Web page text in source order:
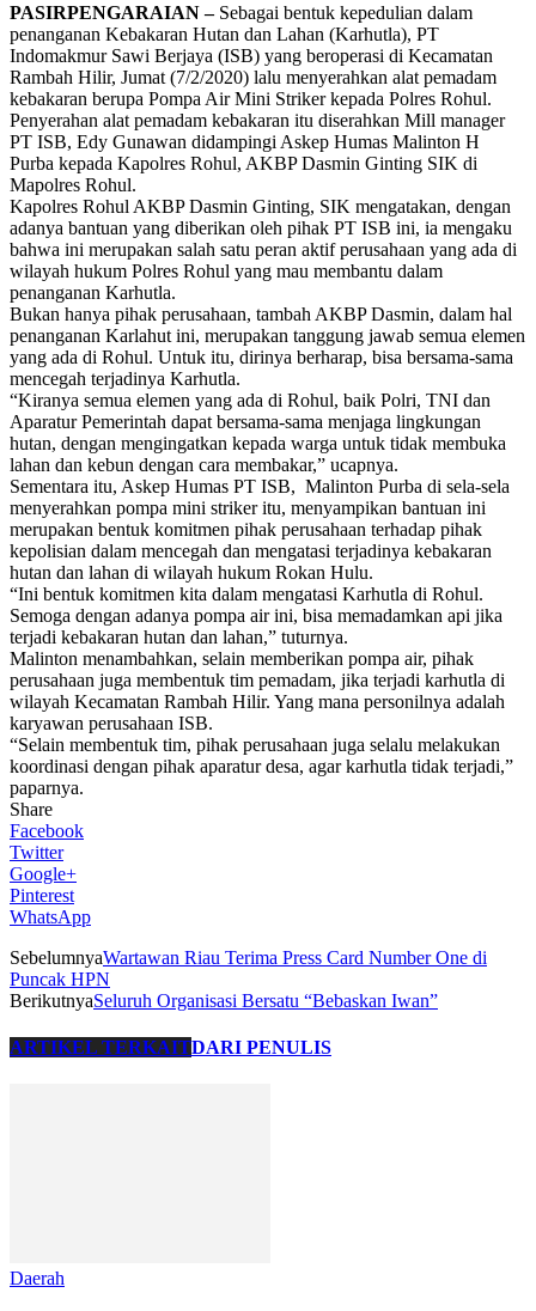
PASIRPENGARAIAN –Sebagai bentuk kepedulian dalam
penanganan Kebakaran Hutan dan Lahan (Karhutla), PT
Indomakmur Sawi Berjaya (ISB) yang beroperasi di Kecamatan
Rambah Hilir, Jumat (7/2/2020) lalu menyerahkan alat pemadam
kebakaran berupa Pompa Air Mini Striker kepada Polres Rohul.
Penyerahan alat pemadam kebakaran itu diserahkan Mill manager
PT ISB, Edy Gunawan didampingi Askep Humas Malinton H
Purba kepada Kapolres Rohul, AKBP Dasmin Ginting SIK di
Mapolres Rohul.
Kapolres Rohul AKBP Dasmin Ginting, SIK mengatakan, dengan
adanya bantuan yang diberikan oleh pihak PT ISB ini, ia mengaku
bahwa ini merupakan salah satu peran aktif perusahaan yang ada di
wilayah hukum Polres Rohul yang mau membantu dalam
penanganan Karhutla.
Bukan hanya pihak perusahaan, tambah AKBP Dasmin, dalam hal
penanganan Karlahut ini, merupakan tanggung jawab semua elemen
yang ada di Rohul. Untuk itu, dirinya berharap, bisa bersama-sama
mencegah terjadinya Karhutla.
“Kiranya semua elemen yang ada di Rohul, baik Polri, TNI dan
Aparatur Pemerintah dapat bersama-sama menjaga lingkungan
hutan, dengan mengingatkan kepada warga untuk tidak membuka
lahan dan kebun dengan cara membakar,” ucapnya.
Sementara itu, Askep Humas PT ISB, Malinton Purba di sela-sela
menyerahkan pompa mini striker itu, menyampikan bantuan ini
merupakan bentuk komitmen pihak perusahaan terhadap pihak
kepolisian dalam mencegah dan mengatasi terjadinya kebakaran
hutan dan lahan di wilayah hukum Rokan Hulu.
“Ini bentuk komitmen kita dalam mengatasi Karhutla di Rohul.
Semoga dengan adanya pompa air ini, bisa memadamkan api jika
terjadi kebakaran hutan dan lahan,” tuturnya.
Malinton menambahkan, selain memberikan pompa air, pihak
perusahaan juga membentuk tim pemadam, jika terjadi karhutla di
wilayah Kecamatan Rambah Hilir. Yang mana personilnya adalah
karyawan perusahaan ISB.
“Selain membentuk tim, pihak perusahaan juga selalu melakukan
koordinasi dengan pihak aparatur desa, agar karhutla tidak terjadi,”
paparnya.
Share
Facebook
Twitter
Google+
Pinterest
WhatsApp
SebelumnyaWartawan Riau Terima Press Card Number One di
Puncak HPN
BerikutnyaSeluruh Organisasi Bersatu “Bebaskan Iwan”
ARTIKEL TERKAITDARI PENULIS
Daerah